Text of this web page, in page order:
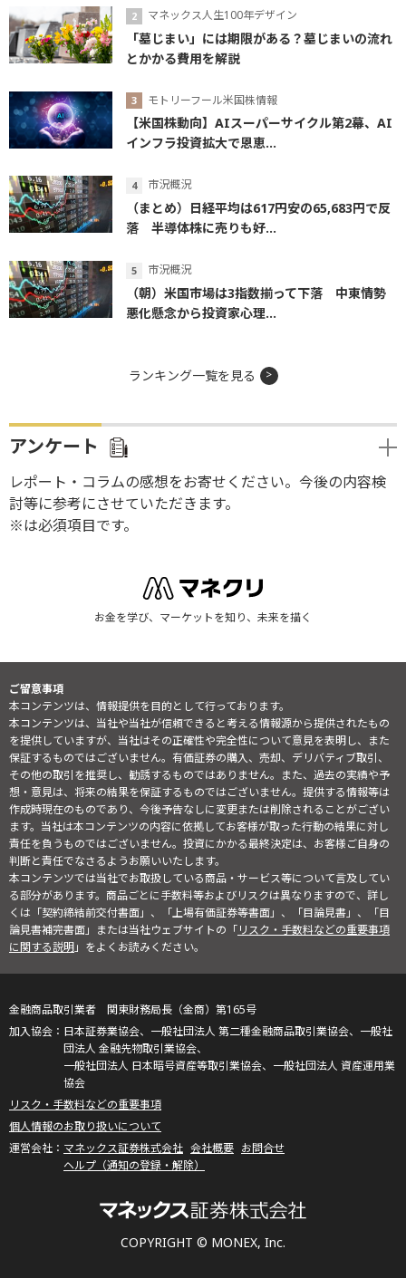
マネックス人生100年デザイン
「墓じまい」には期限がある？墓じまいの流れ
とかかる費用を解説
モトリーフール米国株情報
【米国株動向】AIスーパーサイクル第2幕、AI
インフラ投資拡大で恩恵...
市況概況
（まとめ）日経平均は617円安の65,683円で反
落 半導体株に売りも好...
市況概況
（朝）米国市場は3指数揃って下落 中東情勢
悪化懸念から投資家心理...
ランキング一覧を見る
アンケート
レポート・コラムの感想をお寄せください。今後の内容検
討等に参考にさせていただきます。
※は必須項目です。
お金を学び、マーケットを知り、未来を描く
ご留意事項
本コンテンツは、情報提供を目的として行っております。
本コンテンツは、当社や当社が信頼できると考える情報源から提供されたもの
を提供していますが、当社はその正確性や完全性について意見を表明し、また
保証するものではございません。有価証券の購入、売却、デリバティブ取引、
その他の取引を推奨し、勧誘するものではありません。また、過去の実績や予
想・意見は、将来の結果を保証するものではございません。提供する情報等は
作成時現在のものであり、今後予告なしに変更または削除されることがござい
ます。当社は本コンテンツの内容に依拠してお客様が取った行動の結果に対し
責任を負うものではございません。投資にかかる最終決定は、お客様ご自身の
判断と責任でなさるようお願いいたします。
本コンテンツでは当社でお取扱している商品・サービス等について言及してい
る部分があります。商品ごとに手数料等およびリスクは異なりますので、詳し
くは「契約締結前交付書面」、「上場有価証券等書面」、「目論見書」、「目
論見書補完書面」または当社ウェブサイトの「リスク・手数料などの重要事項
に関する説明」をよくお読みください。
COPYRIGHT © MONEX, Inc.
金融商品取引業者 関東財務局長（金商）第165号
日本証券業協会、一般社団法人 第二種金融商品取引業協会、一般社
団法人 金融先物取引業協会、
一般社団法人 日本暗号資産等取引業協会、一般社団法人 資産運用業
協会
リスク・手数料などの重要事項
個人情報のお取り扱いについて
マネックス証券株式会社 会社概要 お問合せ
ヘルプ（通知の登録・解除）